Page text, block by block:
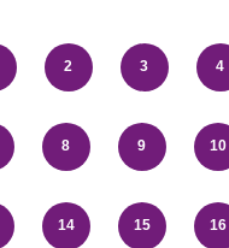
2 3 4
8 9 10
14 15 16